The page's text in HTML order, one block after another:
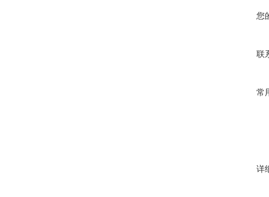
您
联
常
详